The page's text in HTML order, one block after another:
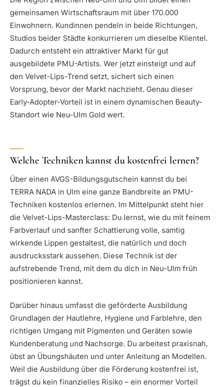
gemeinsamen Wirtschaftsraum mit über 170.000
Einwohnern. Kundinnen pendeln in beide Richtungen,
Studios beider Städte konkurrieren um dieselbe Klientel.
Dadurch entsteht ein attraktiver Markt für gut
ausgebildete PMU-Artists. Wer jetzt einsteigt und auf
den Velvet-Lips-Trend setzt, sichert sich einen
Vorsprung, bevor der Markt nachzieht. Genau dieser
Early-Adopter-Vorteil ist in einem dynamischen Beauty-
Standort wie Neu-Ulm Gold wert.
Welche Techniken kannst du kostenfrei lernen?
Über einen AVGS-Bildungsgutschein kannst du bei
TERRA NADA in Ulm eine ganze Bandbreite an PMU-
Techniken kostenlos erlernen. Im Mittelpunkt steht hier
die Velvet-Lips-Masterclass: Du lernst, wie du mit feinem
Farbverlauf und sanfter Schattierung volle, samtig
wirkende Lippen gestaltest, die natürlich und doch
ausdrucksstark aussehen. Diese Technik ist der
aufstrebende Trend, mit dem du dich in Neu-Ulm früh
positionieren kannst.
Darüber hinaus umfasst die geförderte Ausbildung
Grundlagen der Hautlehre, Hygiene und Farblehre, den
richtigen Umgang mit Pigmenten und Geräten sowie
Kundenberatung und Nachsorge. Du arbeitest praxisnah,
übst an Übungshäuten und unter Anleitung an Modellen.
Weil die Ausbildung über die Förderung kostenfrei ist,
trägst du kein finanzielles Risiko – ein enormer Vorteil